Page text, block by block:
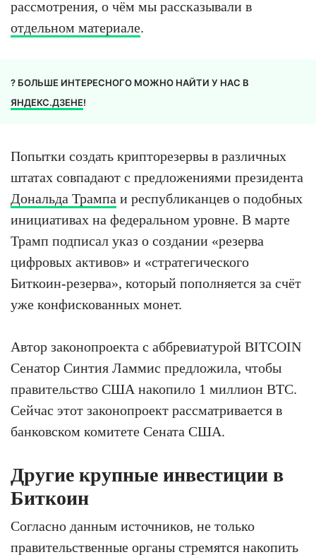
рассмотрения, о чём мы рассказывали в
отдельном материале.
? БОЛЬШЕ ИНТЕРЕСНОГО МОЖНО НАЙТИ У НАС В
ЯНДЕКС.ДЗЕНЕ!
Попытки создать крипторезервы в различных
штатах совпадают с предложениями президента
Дональда Трампа и республиканцев о подобных
инициативах на федеральном уровне. В марте
Трамп подписал указ о создании «резерва
цифровых активов» и «стратегического
Биткоин-резерва», который пополняется за счёт
уже конфискованных монет.
Автор законопроекта с аббревиатурой BITCOIN
Сенатор Синтия Ламмис предложила, чтобы
правительство США накопило 1 миллион BTC.
Сейчас этот законопроект рассматривается в
банковском комитете Сената США.
Другие крупные инвестиции в
Биткоин
Согласно данным источников, не только
правительственные органы стремятся накопить